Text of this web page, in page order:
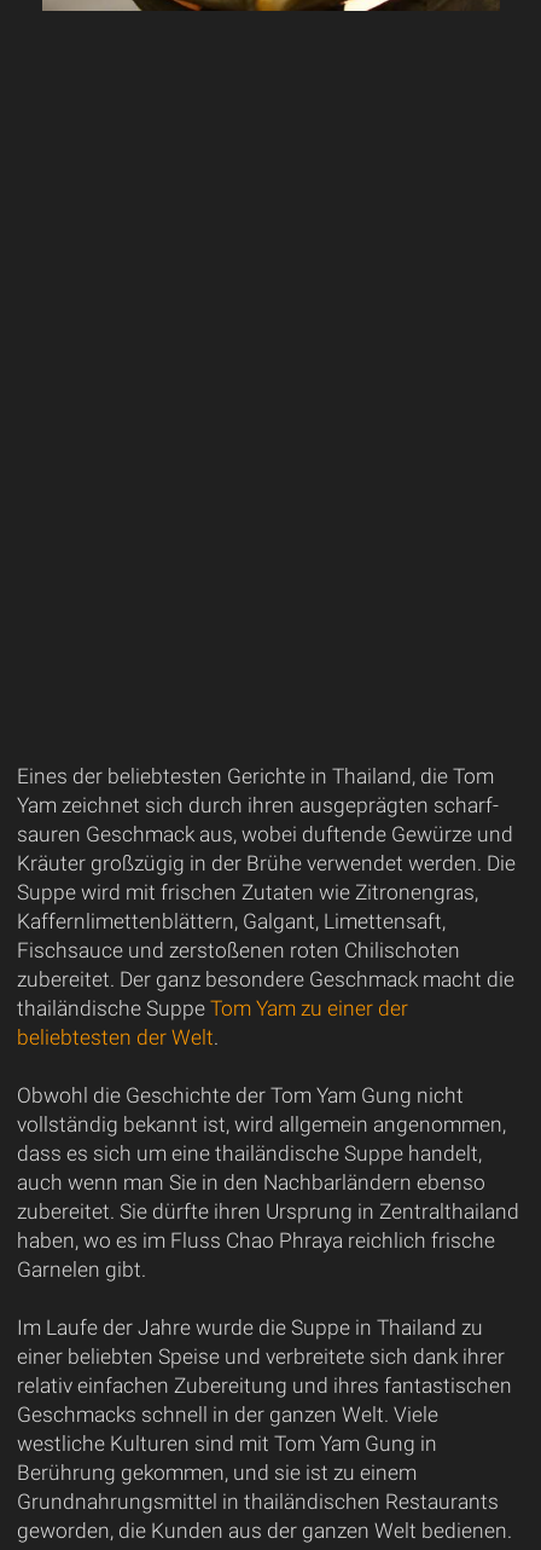
Eines der beliebtesten Gerichte in Thailand, die Tom
Yam zeichnet sich durch ihren ausgeprägten scharf-
sauren Geschmack aus, wobei duftende Gewürze und
Kräuter großzügig in der Brühe verwendet werden. Die
Suppe wird mit frischen Zutaten wie Zitronengras,
Kaffernlimettenblättern, Galgant, Limettensaft,
Fischsauce und zerstoßenen roten Chilischoten
zubereitet. Der ganz besondere Geschmack macht die
thailändische Suppe Tom Yam zu einer der
beliebtesten der Welt.
Obwohl die Geschichte der Tom Yam Gung nicht
vollständig bekannt ist, wird allgemein angenommen,
dass es sich um eine thailändische Suppe handelt,
auch wenn man Sie in den Nachbarländern ebenso
zubereitet. Sie dürfte ihren Ursprung in Zentralthailand
haben, wo es im Fluss Chao Phraya reichlich frische
Garnelen gibt.
Im Laufe der Jahre wurde die Suppe in Thailand zu
einer beliebten Speise und verbreitete sich dank ihrer
relativ einfachen Zubereitung und ihres fantastischen
Geschmacks schnell in der ganzen Welt. Viele
westliche Kulturen sind mit Tom Yam Gung in
Berührung gekommen, und sie ist zu einem
Grundnahrungsmittel in thailändischen Restaurants
geworden, die Kunden aus der ganzen Welt bedienen.